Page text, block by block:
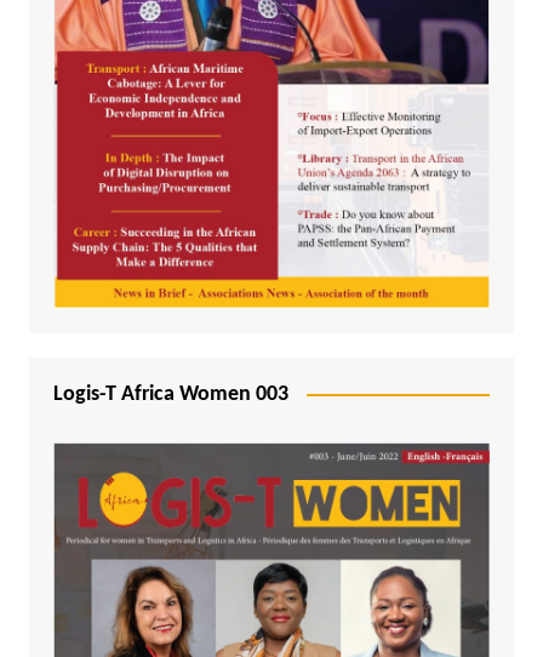
Logis-T Africa Women 003